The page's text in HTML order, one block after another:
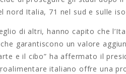
nord Italia, 71 nel sud e sulle
di altri, hanno capito che
garantiscono un valore
e il cibo” ha affermato il
italiano offre una